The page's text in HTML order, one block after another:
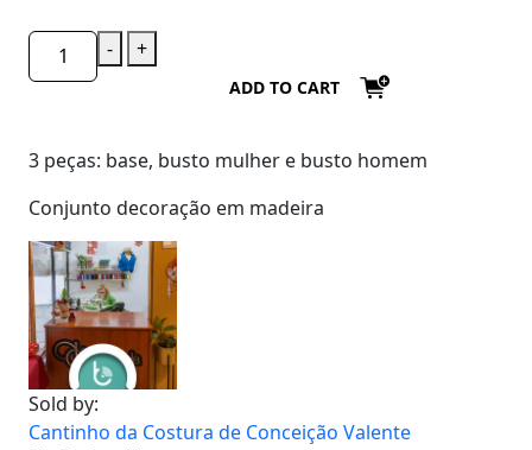
- +
ADD TO CART
3 peças: base, busto mulher e busto homem
Conjunto decoração em madeira
Sold by:
Cantinho da Costura de Conceição Valente